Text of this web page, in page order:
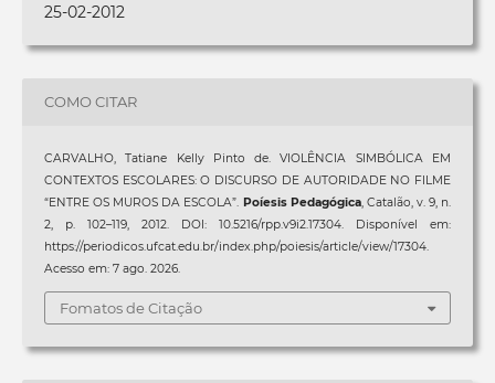
25-02-2012
COMO CITAR
CARVALHO, Tatiane Kelly Pinto de. VIOLÊNCIA SIMBÓLICA EM
CONTEXTOS ESCOLARES: O DISCURSO DE AUTORIDADE NO FILME
“ENTRE OS MUROS DA ESCOLA”. Poíesis Pedagógica, Catalão, v. 9, n.
2, p. 102–119, 2012. DOI: 10.5216/rpp.v9i2.17304. Disponível em:
https://periodicos.ufcat.edu.br/index.php/poiesis/article/view/17304.
Acesso em: 7 ago. 2026.
Fomatos de Citação